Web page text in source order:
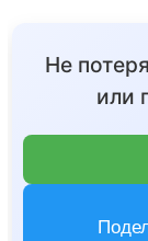
Не
или